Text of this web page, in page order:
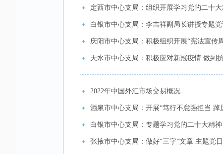
定西市中心支局：组织开展学习党的二十
白银市中心支局：李吉祥副局长讲授专题
庆阳市中心支局：积极组织开展“宪法宣传
天水市中心支局：积极应对新冠疫情 做到
2022年中国外汇市场交易概况
酒泉市中心支局：开展“笃行不怠强担当
白银市中心支局：专题学习党的二十大精神
张掖市中心支局：做好“三字”文章 主题党